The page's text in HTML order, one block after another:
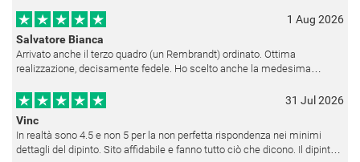
1 Aug 2026
Salvatore Bianca
Arrivato anche il terzo quadro (un Rembrandt) ordinato. Ottima
realizzazione, decisamente fedele. Ho scelto anche la medesima
appesi
31 Jul 2026
Vinc
In realtà sono 4.5 e non 5 per la non perfetta rispondenza nei minimi
dettagli del dipinto. Sito affidabile e fanno tutto ciò che dicono. Il dipinto,